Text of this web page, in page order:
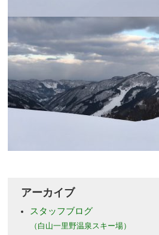
アーカイブ
スタッフブログ
（白山一里野温泉スキー場）